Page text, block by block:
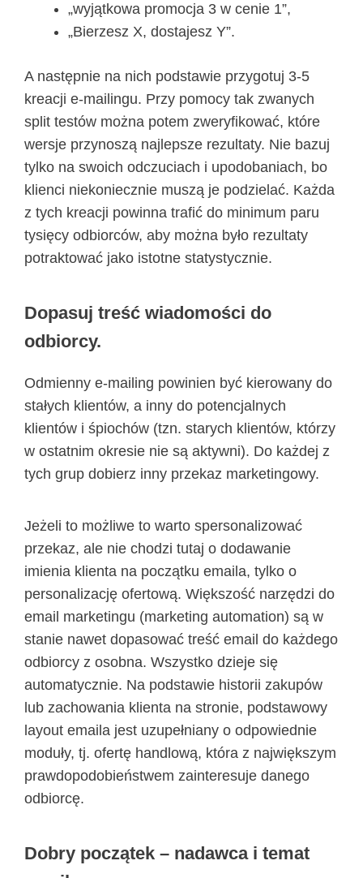
„wyjątkowa promocja 3 w cenie 1”,
„Bierzesz X, dostajesz Y”.
A następnie na nich podstawie przygotuj 3-5
kreacji e-mailingu. Przy pomocy tak zwanych
split testów można potem zweryfikować, które
wersje przynoszą najlepsze rezultaty. Nie bazuj
tylko na swoich odczuciach i upodobaniach, bo
klienci niekoniecznie muszą je podzielać. Każda
z tych kreacji powinna trafić do minimum paru
tysięcy odbiorców, aby można było rezultaty
potraktować jako istotne statystycznie.
Dopasuj treść wiadomości do
odbiorcy.
Odmienny e-mailing powinien być kierowany do
stałych klientów, a inny do potencjalnych
klientów i śpiochów (tzn. starych klientów, którzy
w ostatnim okresie nie są aktywni). Do każdej z
tych grup dobierz inny przekaz marketingowy.
Jeżeli to możliwe to warto spersonalizować
przekaz, ale nie chodzi tutaj o dodawanie
imienia klienta na początku emaila, tylko o
personalizację ofertową. Większość narzędzi do
email marketingu (marketing automation) są w
stanie nawet dopasować treść email do każdego
odbiorcy z osobna. Wszystko dzieje się
automatycznie. Na podstawie historii zakupów
lub zachowania klienta na stronie, podstawowy
layout emaila jest uzupełniany o odpowiednie
moduły, tj. ofertę handlową, która z największym
prawdopodobieństwem zainteresuje danego
odbiorcę.
Dobry początek – nadawca i temat